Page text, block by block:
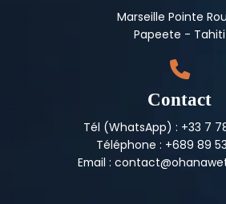
Marseille Pointe
Papeete - Tahiti
Contact
Tél (WhatsApp) : +33 7
Téléphone : +689 89
Email :